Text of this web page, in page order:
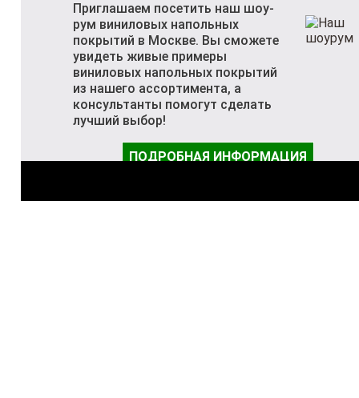
Приглашаем посетить наш шоу-
рум виниловых напольных
покрытий в Москве. Вы сможете
увидеть живые примеры
виниловых напольных покрытий
из нашего ассортимента, а
консультанты помогут сделать
лучший выбор!
ПОДРОБНАЯ ИНФОРМАЦИЯ